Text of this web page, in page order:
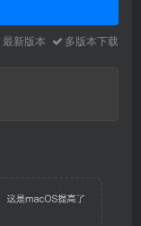
最新版本 多版本下载